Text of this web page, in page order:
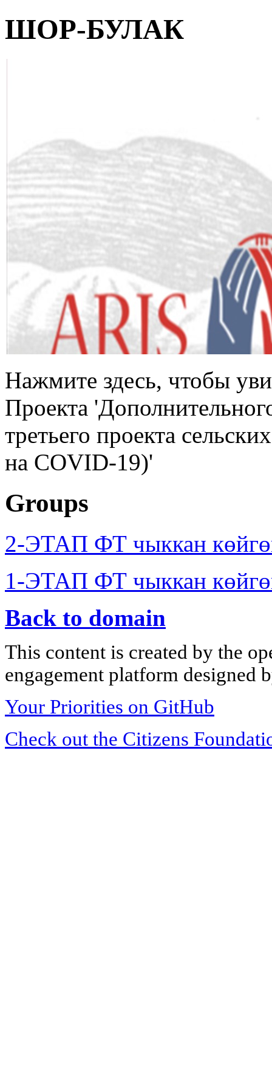
ШОР-БУЛАК
Нажмите здесь, чтобы
Проекта
третьего проекта
на COVID-19)'
Groups
2-ЭТАП ФТ чыккан
1-ЭТАП ФТ чыккан
Back to domain
This content is created by the
engagement platform designed
Your Priorities on GitHub
Check out the Citizens